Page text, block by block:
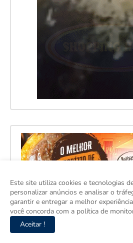
Este site utiliza cookies e tecnologias
personalizar anúncios e analisar o
garantir e entregar a melhor
você concorda com a política de
Aceitar !